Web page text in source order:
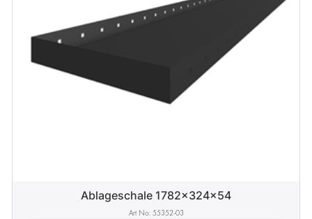
Ablageschale 1782x324x54
55352-03